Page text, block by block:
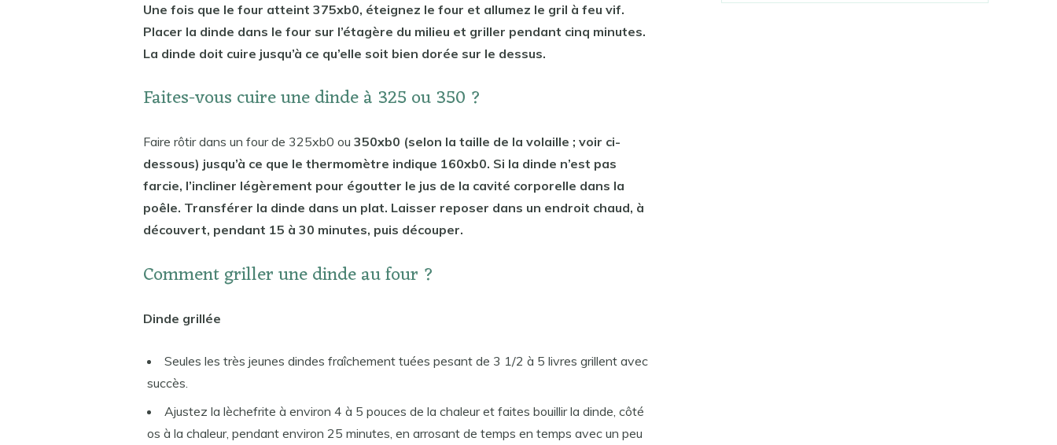
Une fois que le four atteint 375xb0, éteignez le four et allumez le gril à feu vif.
Placer la dinde dans le four sur l’étagère du milieu et griller pendant cinq minutes.
La dinde doit cuire jusqu’à ce qu’elle soit bien dorée sur le dessus.
Faites-vous cuire une dinde à 325 ou 350 ?
Faire rôtir dans un four de 325xb0 ou 350xb0 (selon la taille de la volaille ; voir ci-
dessous) jusqu’à ce que le thermomètre indique 160xb0. Si la dinde n’est pas
farcie, l’incliner légèrement pour égoutter le jus de la cavité corporelle dans la
poêle. Transférer la dinde dans un plat. Laisser reposer dans un endroit chaud, à
découvert, pendant 15 à 30 minutes, puis découper.
Comment griller une dinde au four ?
Dinde grillée
Seules les très jeunes dindes fraîchement tuées pesant de 3 1/2 à 5 livres grillent avec
succès.
Ajustez la lèchefrite à environ 4 à 5 pouces de la chaleur et faites bouillir la dinde, côté
os à la chaleur, pendant environ 25 minutes, en arrosant de temps en temps avec un peu